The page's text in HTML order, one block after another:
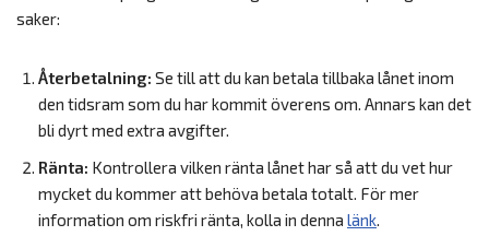
saker:
Återbetalning: Se till att du kan betala tillbaka lånet inom
den tidsram som du har kommit överens om. Annars kan det
bli dyrt med extra avgifter.
Ränta: Kontrollera vilken ränta lånet har så att du vet hur
mycket du kommer att behöva betala totalt. För mer
information om riskfri ränta, kolla in denna länk.